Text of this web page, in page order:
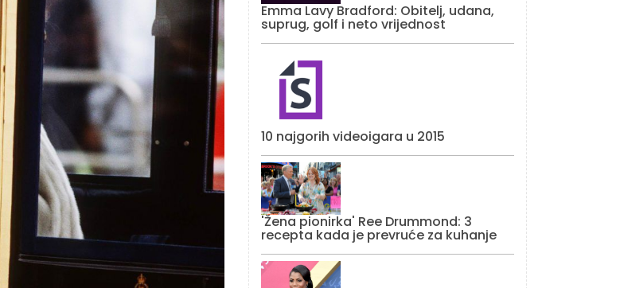
Emma Lavy Bradford: Obitelj, udana,
suprug, golf i neto vrijednost
10 najgorih videoigara u 2015
'Žena pionirka' Ree Drummond: 3
recepta kada je prevruće za kuhanje